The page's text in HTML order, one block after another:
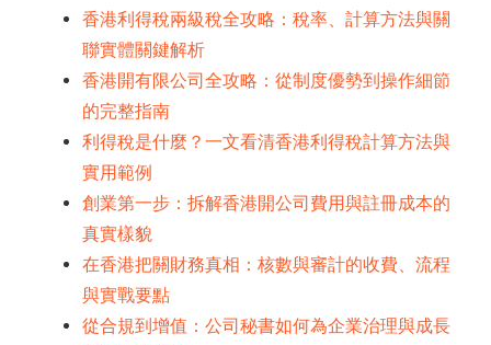
香港利得稅兩級稅全攻略：稅率、計算方法與關
聯實體關鍵解析
香港開有限公司全攻略：從制度優勢到操作細節
的完整指南
利得稅是什麼？一文看清香港利得稅計算方法與
實用範例
創業第一步：拆解香港開公司費用與註冊成本的
真實樣貌
在香港把關財務真相：核數與審計的收費、流程
與實戰要點
從合規到增值：公司秘書如何為企業治理與成長